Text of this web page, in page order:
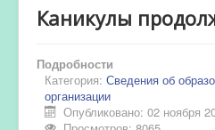
Каникулы
Подробности
Категория: Сведения об
организации
Опубликовано: 02 ноября